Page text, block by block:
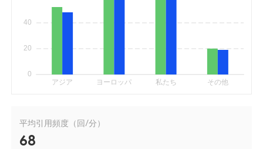
平均引用頻度（回/分）
68